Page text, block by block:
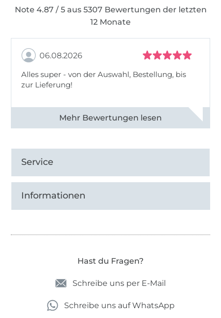
Note 4.87 / 5 aus 5307 Bewertungen der letzten
12 Monate
06.08.2026
Alles super - von der Auswahl, Bestellung, bis
zur Lieferung!
Alle 82968 Bewertungen ansehen
Service
Informationen
Hast du Fragen?
Schreibe uns per E-Mail
Schreibe uns auf WhatsApp